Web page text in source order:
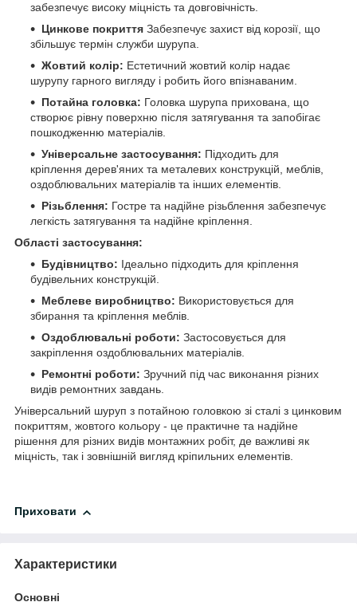
забезпечує високу міцність та довговічність.
Цинкове покриття Забезпечує захист від корозії, що
збільшує термін служби шурупа.
Жовтий колір: Естетичний жовтий колір надає
шурупу гарного вигляду і робить його впізнаваним.
Потайна головка: Головка шурупа прихована, що
створює рівну поверхню після затягування та запобігає
пошкодженню матеріалів.
Універсальне застосування: Підходить для
кріплення дерев'яних та металевих конструкцій, меблів,
оздоблювальних матеріалів та інших елементів.
Різьблення: Гостре та надійне різьблення забезпечує
легкість затягування та надійне кріплення.
Області застосування:
Будівництво: Ідеально підходить для кріплення
будівельних конструкцій.
Меблеве виробництво: Використовується для
збирання та кріплення меблів.
Оздоблювальні роботи: Застосовується для
закріплення оздоблювальних матеріалів.
Ремонтні роботи: Зручний під час виконання різних
видів ремонтних завдань.
Універсальний шуруп з потайною головкою зі сталі з цинковим
покриттям, жовтого кольору - це практичне та надійне
рішення для різних видів монтажних робіт, де важливі як
міцність, так і зовнішній вигляд кріпильних елементів.
Приховати
Характеристики
Основні